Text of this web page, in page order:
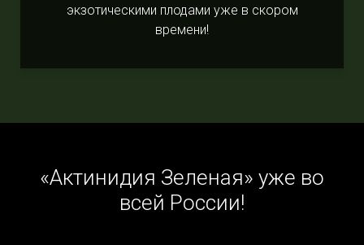
экзотическими плодами уже в скором
времени!
«Актинидия Зеленая» уже во
всей России!